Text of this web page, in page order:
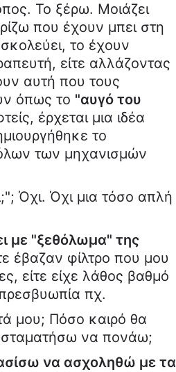
Το ξέρω. Μοιάζει
που έχουν μπει στη
το έχουν
είτε αλλάζοντας
αυτή που τους
όπως το "αυγό του
έρχεται μια ιδέα
το
των μηχανισμών
Όχι. Όχι μια τόσο απλή
με "ξεθόλωμα" της
έβαζαν φίλτρο που μου
είτε είχε λάθος βαθμό
πχ.
μου; Πόσο καιρό θα
να πονάω;
να ασχοληθώ με τα